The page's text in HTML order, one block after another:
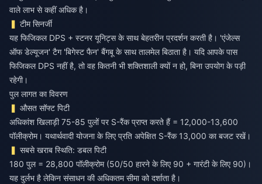
वाले लाभ से कहीं अधिक है।
टीम सिनर्जी
यह फिजिकल DPS + स्टनर यूनिट्स के साथ बेहतरीन प्रदर्शन करती है। 'एंजेल्स
ऑफ डेल्यूजन' टैग 'बिगेस्ट फैन' बैंगबू के साथ तालमेल बिठाता है। यदि आपके पास
फिजिकल DPS नहीं है, तो वह कितनी भी शक्तिशाली क्यों न हो, बिना उपयोग के पड़ी
रहेगी।
पुल लागत का विवरण
औसत सॉफ्ट पिटी
अधिकांश खिलाड़ी 75-85 पुलों पर S-रैंक प्राप्त करते हैं = 12,000-13,600
पॉलीक्रोम। यथार्थवादी योजना के लिए प्रति अपेक्षित S-रैंक 13,000 का बजट रखें।
सबसे खराब स्थिति: डबल पिटी
180 पुल = 28,800 पॉलीक्रोम (50/50 हारने के लिए 90 + गारंटी के लिए 90)।
यह दुर्लभ है लेकिन संसाधन की अधिकतम सीमा को दर्शाता है।